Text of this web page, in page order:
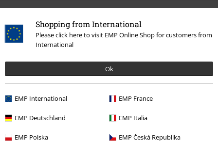
Shopping from International
Please click here to visit EMP Online Shop for customers from
International
Ok
EMP International EMP France
EMP Deutschland EMP Italia
EMP Polska EMP Česká Republika
Další položky: „krtek“
OdKč 825,00 Kč 819,00